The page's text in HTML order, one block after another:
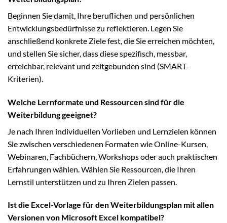
Beginnen Sie damit, Ihre beruflichen und persönlichen
Entwicklungsbedürfnisse zu reflektieren. Legen Sie
anschließend konkrete Ziele fest, die Sie erreichen möchten,
und stellen Sie sicher, dass diese spezifisch, messbar,
erreichbar, relevant und zeitgebunden sind (SMART-
Kriterien).
Welche Lernformate und Ressourcen sind für die
Weiterbildung geeignet?
Je nach Ihren individuellen Vorlieben und Lernzielen können
Sie zwischen verschiedenen Formaten wie Online-Kursen,
Webinaren, Fachbüchern, Workshops oder auch praktischen
Erfahrungen wählen. Wählen Sie Ressourcen, die Ihren
Lernstil unterstützen und zu Ihren Zielen passen.
Ist die Excel-Vorlage für den Weiterbildungsplan mit allen
Versionen von Microsoft Excel kompatibel?